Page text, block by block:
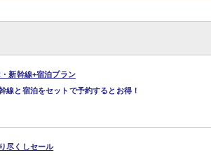
新幹線+宿泊プラン
線と宿泊をセットで予約するとお得！
尽くしセール